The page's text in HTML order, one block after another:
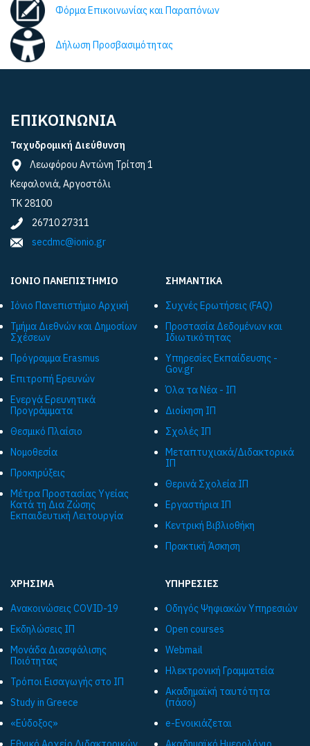
Φόρμα Επικοινωνίας και Παραπόνων
Δήλωση Προσβασιμότητας
ΕΠΙΚΟΙΝΩΝΙΑ
Ταχυδρομική Διεύθυνση
Λεωφόρου Αντώνη Τρίτση 1
Κεφαλονιά, Αργοστόλι
ΤΚ 28100
26710 27311
secdmc@ionio.gr
ΙΟΝΙΟ ΠΑΝΕΠΙΣΤΗΜΙΟ
Ιόνιο Πανεπιστήμιο Αρχική
Τμήμα Διεθνών και Δημοσίων
Σχέσεων
Πρόγραμμα Εrasmus
Επιτροπή Ερευνών
Ενεργά Ερευνητικά
Προγράμματα
Θεσμικό Πλαίσιο
Νομοθεσία
Προκηρύξεις
Μέτρα Προστασίας Υγείας
Κατά τη Δια Ζώσης
Εκπαιδευτική Λειτουργία
ΣΗΜΑΝΤΙΚΑ
Συχνές Ερωτήσεις (FAQ)
Προστασία Δεδομένων και
Ιδιωτικότητας
Υπηρεσίες Εκπαίδευσης -
Gov.gr
Όλα τα Νέα - ΙΠ
Διοίκηση ΙΠ
Σχολές ΙΠ
Μεταπτυχιακά/Διδακτορικά
ΙΠ
Θερινά Σχολεία ΙΠ
Εργαστήρια ΙΠ
Κεντρική Βιβλιοθήκη
Πρακτική Άσκηση
ΧΡΗΣΙΜΑ
Ανακοινώσεις COVID-19
Εκδηλώσεις ΙΠ
Μονάδα Διασφάλισης
Ποιότητας
Τρόποι Εισαγωγής στο ΙΠ
Study in Greece
«Εύδοξος»
ΥΠΗΡΕΣΙΕΣ
Οδηγός Ψηφιακών Υπηρεσιών
Open courses
Webmail
Ηλεκτρονική Γραμματεία
Ακαδημαϊκή ταυτότητα
(πάσο)
e-Ενοικιάζεται